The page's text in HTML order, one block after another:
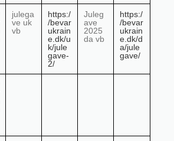
julega
ve uk
vb
https:/
/bevar
ukrain
e.dk/u
k/jule
gave-
2/
Juleg
ave
2025
da vb
https:/
/bevar
ukrain
e.dk/d
a/jule
gave/